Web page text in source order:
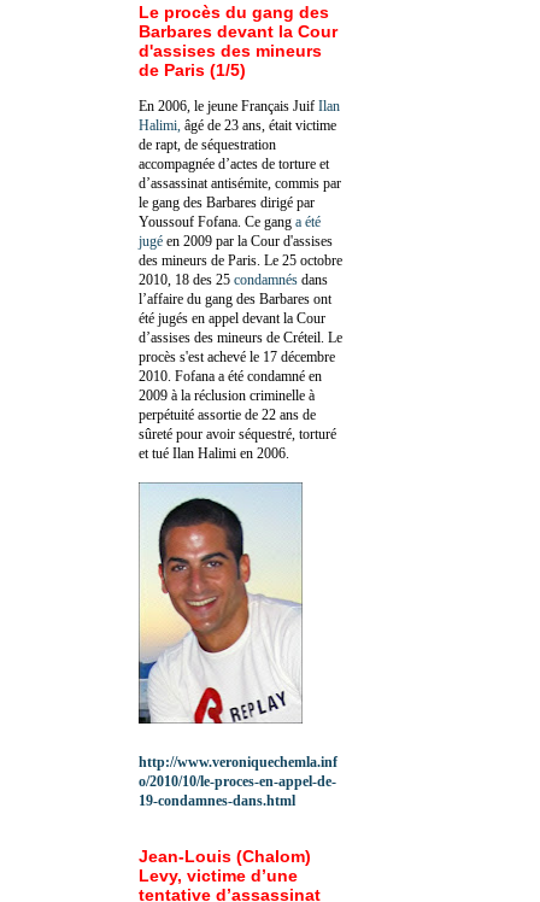
Le procès du gang des
Barbares devant la Cour
d'assises des mineurs
de Paris (1/5)
En 2006, le jeune Français Juif Ilan
Halimi, âgé de 23 ans, était victime
de rapt, de séquestration
accompagnée d’actes de torture et
d’assassinat antisémite, commis par
le gang des Barbares dirigé par
Youssouf Fofana. Ce gang a été
jugé en 2009 par la Cour d'assises
des mineurs de Paris. Le 25 octobre
2010, 18 des 25 condamnés dans
l’affaire du gang des Barbares ont
été jugés en appel devant la Cour
d’assises des mineurs de Créteil. Le
procès s'est achevé le 17 décembre
2010. Fofana a été condamné en
2009 à la réclusion criminelle à
perpétuité assortie de 22 ans de
sûreté pour avoir séquestré, torturé
et tué Ilan Halimi en 2006.
http://www.veroniquechemla.inf
o/2010/10/le-proces-en-appel-de-
19-condamnes-dans.html
Jean-Louis (Chalom)
Levy, victime d’une
tentative d’assassinat